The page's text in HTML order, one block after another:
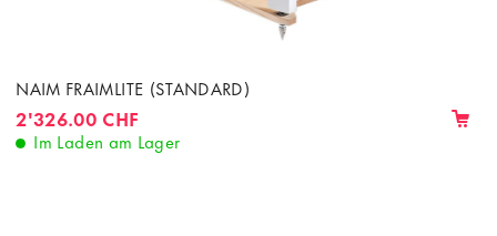
NAIM FRAIMLITE (STANDARD)
2'326.00 CHF
Im Laden am Lager